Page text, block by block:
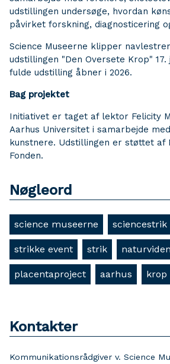
udstillingen undersøge, hvordan
påvirket forskning, diagnosticering
Science Museerne klipper
udstillingen "Den Oversete Krop" 17.
fulde udstilling åbner i 2026.
Bag projektet
Initiativet er taget af lektor Felicity
Aarhus Universitet i samarbejde
kunstnere. Udstillingen er støttet af
Fonden.
Nøgleord
science museerne sciencestrik
strikke event strik
placentaproject aarhus krop
Kontakter
Kommunikationsrådgiver v. Science